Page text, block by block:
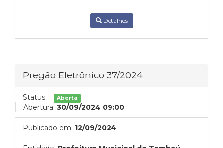
Detalhes
Pregão Eletrônico 37/2024
Status: Aberta
Abertura: 30/09/2024 09:00
Publicado em: 12/09/2024